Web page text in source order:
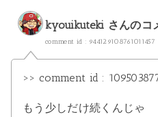
kyouikuteki さんのコ
comment id : 944129108761011457
>> comment id :
もう少しだけ続くんじゃ